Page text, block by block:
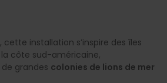
cette installation s’inspire des îles
côte sud-américaine,
grandes colonies de lions de mer